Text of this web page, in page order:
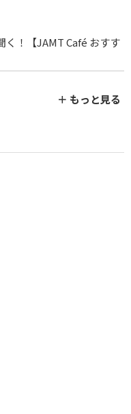
く！【JAMT Café おすす
＋ もっと見る